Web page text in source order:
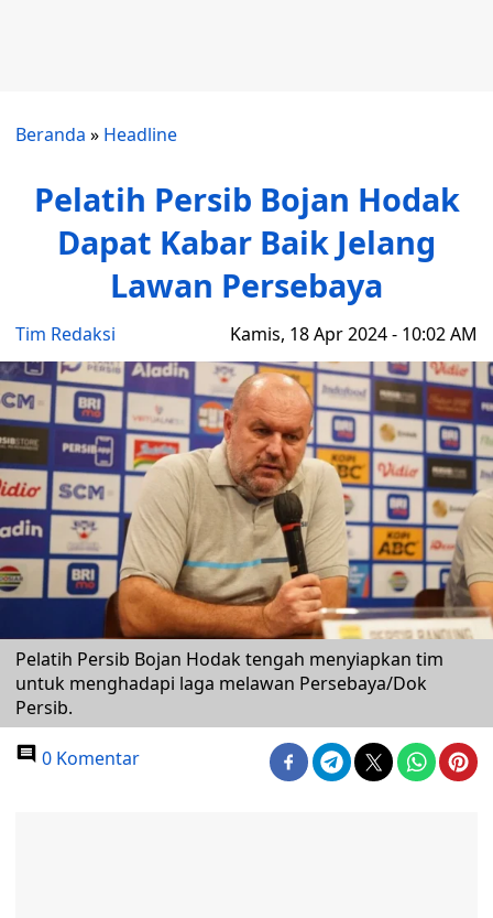
Beranda » Headline
Pelatih Persib Bojan Hodak
Dapat Kabar Baik Jelang
Lawan Persebaya
Tim Redaksi Kamis, 18 Apr 2024 - 10:02 AM
Pelatih Persib Bojan Hodak tengah menyiapkan tim
untuk menghadapi laga melawan Persebaya/Dok
Persib.
0 Komentar